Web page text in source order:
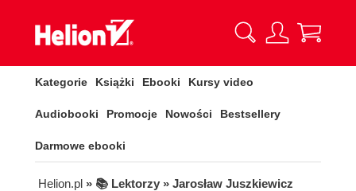
Kategorie Książki Ebooki Kursy video
Audiobooki Promocje Nowości Bestsellery
Darmowe ebooki
Helion.pl » 📚 Lektorzy » Jarosław Juszkiewicz